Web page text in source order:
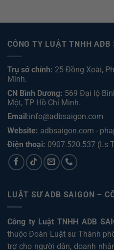
CÔNG TY LUẬT TNHH ADB
Trụ sở chính: 25 Đồng Xoài,
Minh.
CN Bình Dương: 569 Đại lộ
Một, TP Hồ Chí Minh.
Email :info@adbsaigon.com
Website: adbsaigon.com -
Điện thoại: 0907.520.537 (Ls
LUẬT SƯ ADB SAIGON –
Công ty Luật TNHH ADB
thuộc Đoàn Luật sư Thành
trợ cho người dân, doanh